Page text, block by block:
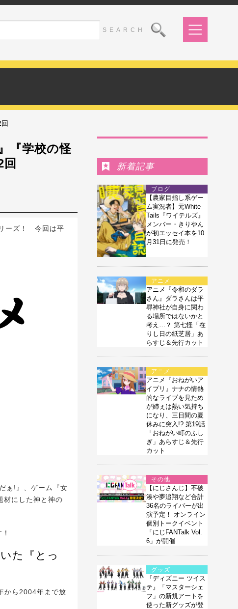
『学校の怪
ーズ！ 今回は平
ぁ!』、ゲーム『女
材にした神と神の
た『とっ
から2004年まで放
新着記事
ブログ
【農家目指し系ゲー
ム実況者】元White
Tails『ワイテルズ』
メンバー・きりやん
が初エッセイ本を10
月31日に発売！
アニメ
アニメ『令和のダラ
さん』ダラさんは平
尋神社が自身に関わ
る場所ではないかと
考え…？ 第七怪「在
りし日の紙芝居」あ
らすじ＆先行カット
アニメ
アニメ『おねがいア
イプリ』ナナの情熱
的なライブを見ため
が姉ぇは熱い気持ち
になり、三日間の夏
休みに突入!? 第19話
「おねがい町のふし
ぎ」あらすじ＆先行
カット
その他
【にじさんじ】不破
湊や夢追翔など合計
36名のライバーが出
演予定！ オンライン
個別トークイベント
「にじFANTalk Vol.
6」が開催
グッズ
『ディズニー ツイス
テ』「マスターシェ
フ」の新規アートを
使った新グッズが登